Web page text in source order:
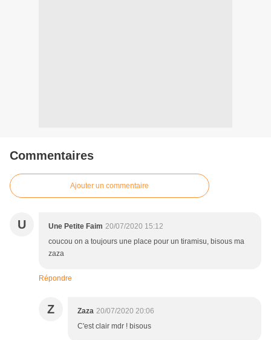
Commentaires
Ajouter un commentaire
U Une Petite Faim 20/07/2020 15:12
coucou on a toujours une place pour un tiramisu, bisous ma
zaza
Répondre
Z Zaza 20/07/2020 20:06
C'est clair mdr ! bisous